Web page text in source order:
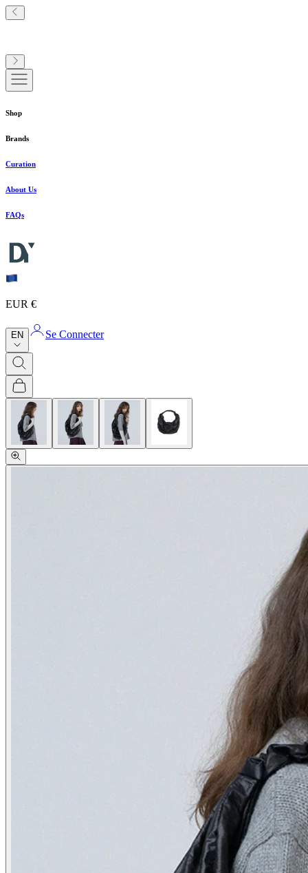
Shop
Brands
Curation
About Us
FAQs
EUR €
EN Se Connecter